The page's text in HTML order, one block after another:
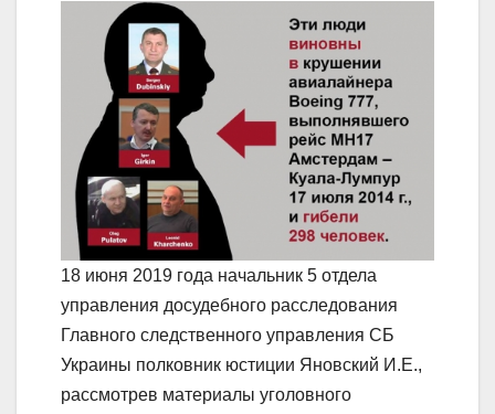
18 июня 2019 года начальник 5 отдела
управления досудебного расследования
Главного следственного управления СБ
Украины полковник юстиции Яновский И.Е.,
рассмотрев материалы уголовного